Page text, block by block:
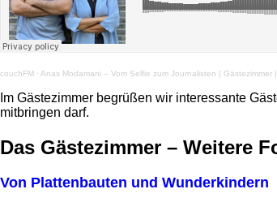
couchFM · Anas Modamani – Vom Selfie zum Journalisten | Gästezimmer
Im Gästezimmer begrüßen wir interessante
mitbringen darf.
Das Gästezimmer – Weitere
Von Plattenbauten und Wunderkindern